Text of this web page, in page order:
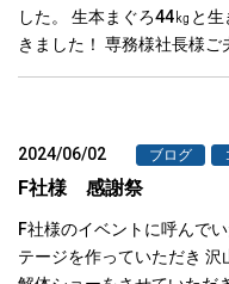
した。 生本まぐろ44㎏と
きました！ 専務様社長様ご
2024/06/02 ブログ
F社様 感謝祭
F社様のイベントに呼んで
テージを作っていただき